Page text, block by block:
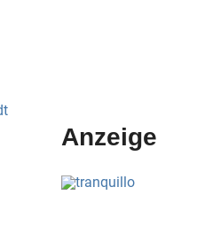
Anzeige